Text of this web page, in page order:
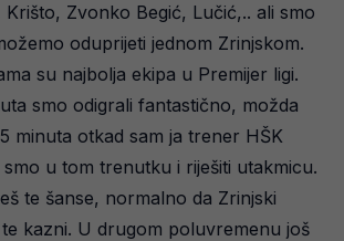
Zvonko Begić, Lučić,.. ali smo
oduprijeti jednom Zrinjskom.
su najbolja ekipa u Premijer ligi.
smo odigrali fantastično, možda
minuta otkad sam ja trener HŠK
smo u tom trenutku i riješiti utakmicu.
te šanse, normalno da Zrinjski
kazni. U drugom poluvremenu još